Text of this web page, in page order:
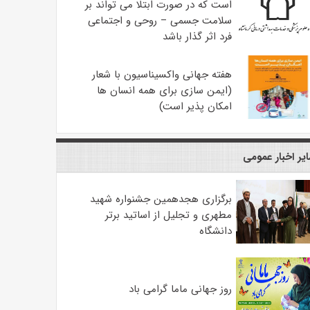
است که در صورت ابتلا می تواند بر
سلامت جسمی – روحی و اجتماعی
فرد اثر گذار باشد
هفته جهانی واکسیناسیون با شعار
(ایمن سازی برای همه انسان ها
امکان پذیر است)
اخبار عمومی
برگزاری هجدهمین جشنواره شهید
مطهری و تجلیل از اساتید برتر
دانشگاه
روز جهانی ماما گرامی باد